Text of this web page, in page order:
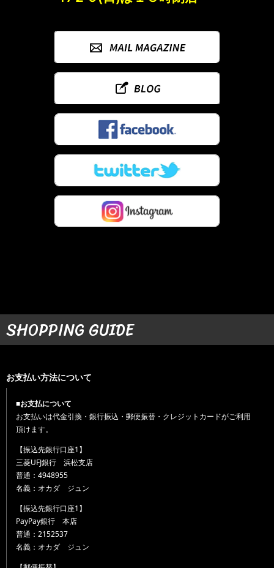
SHOPPING GUIDE
お支払い方法について
■お支払について
お支払いは代金引換・銀行振込・郵便振替・クレジットカードがご利用
頂けます。
【振込先銀行口座1】
三菱UFJ銀行 浜松支店
普通：4948955
名義：オカダ ジュン
【振込先銀行口座1】
PayPay銀行 本店
普通：2152537
名義：オカダ ジュン